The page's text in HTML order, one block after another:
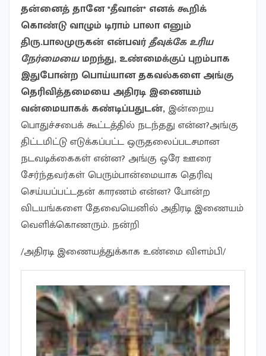
தன்னைத் தானே *தீவான்* எனக் கூறிக்
கொண்டு வாழும் டிராம் பாலா எனும்
திரு.பாலமுருகன் என்பவர்தீவுக்கே உரிய
நேர்மையைமறந்து, உண்மைக்குப் புறம்பாக
இதுபோன்ற பொய்யான தகவல்களை அங்கு
தெரிவித்தமையை அதிரடி இணையம்
வன்மையாகக் கண்டிப்பதுடன்,இன்றைய
பொதுச்சபைக் கூட்டத்தில் நடந்தது என்ன?அங்கு
திட்டமிட்டு எடுக்கப்பட்ட ஒருதலைப்படசமான
நடவடிக்கைகள் என்ன? அங்கு ஒரே ஊரை
சேர்ந்தவர்கள் பெரும்பான்மையாக தெரிவு
செய்யப்பட்டதன் காரணம் என்ன? போன்ற
விடயங்களை தேவையெனில் அதிரடி இணையம்
வெளிக்கொணரும். நன்றி
/அதிரடி இணையத்துக்காக உண்மை விளம்பி/